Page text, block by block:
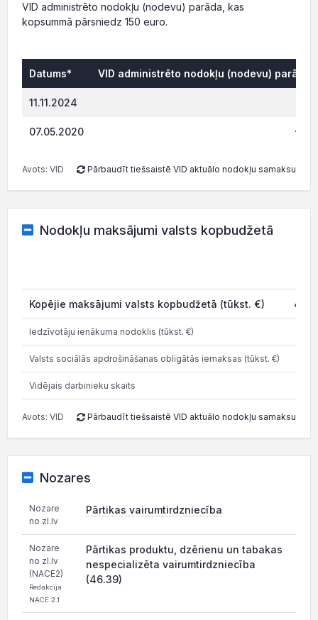
VID administrēto nodokļu (nodevu) parāda, kas
kopsummā pārsniedz 150 euro.
Datums* VID administrēto nodokļu (nodevu) parāds,
11.11.2024
07.05.2020
Avots: VID Pārbaudīt tiešsaistē VID aktuālo nodokļu samaksu
Nodokļu maksājumi valsts kopbudžetā
Kopējie maksājumi valsts kopbudžetā (tūkst. €)
Iedzīvotāju ienākuma nodoklis (tūkst. €)
Valsts sociālās apdrošināšanas obligātās iemaksas (tūkst. €)
Vidējais darbinieku skaits
Avots: VID Pārbaudīt tiešsaistē VID aktuālo nodokļu samaksu
Nozares
Nozare
no zl.lv
Pārtikas vairumtirdzniecība
Nozare
no zl.lv
(NACE2)
Redakcija
NACE 2.1
Pārtikas produktu, dzērienu un tabakas
nespecializēta vairumtirdzniecība
(46.39)